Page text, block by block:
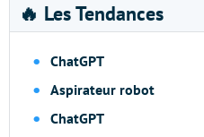
🔥 Les Tendances
ChatGPT
Aspirateur robot
ChatGPT